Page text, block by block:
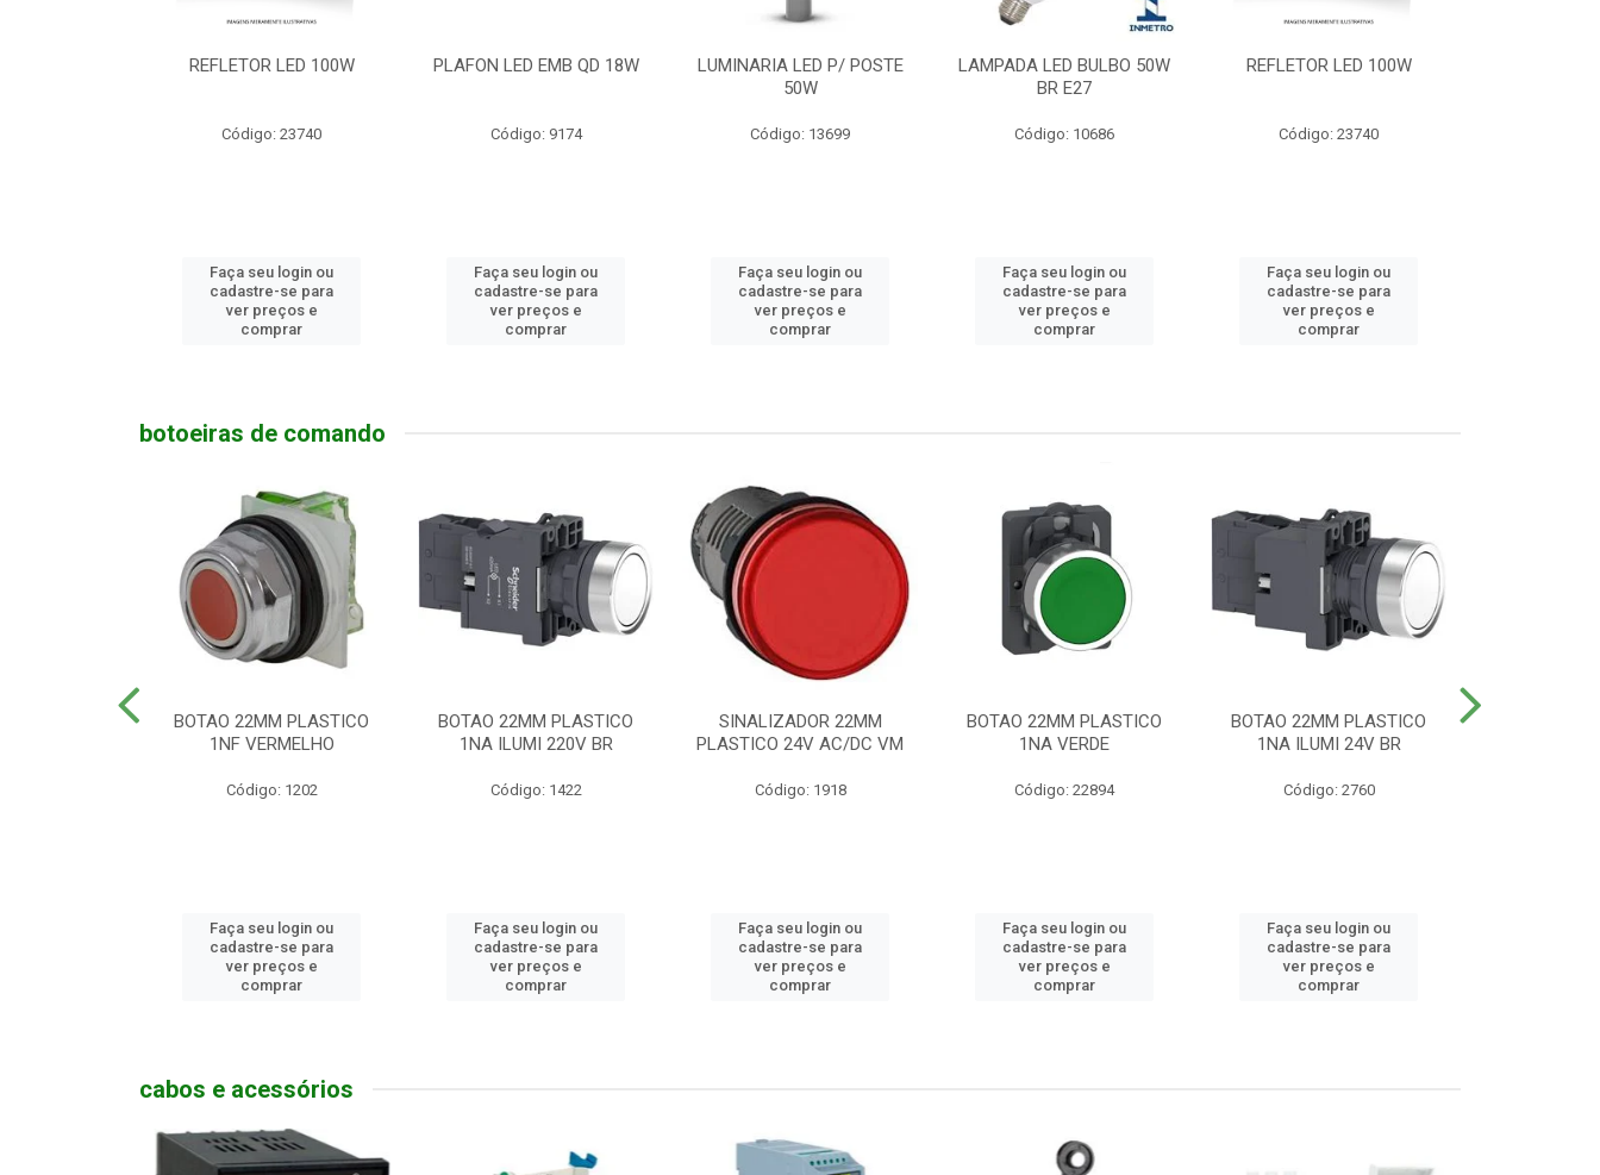
REFLETOR LED 100W
Código: 23740
Faça seu login ou
cadastre-se para
ver preços e
comprar
PLAFON LED EMB QD 18W
Código: 9174
Faça seu login ou
cadastre-se para
ver preços e
comprar
LUMINARIA LED P/ POSTE
50W
Código: 13699
Faça seu login ou
cadastre-se para
ver preços e
comprar
LAMPADA LED BULBO 50W
BR E27
Código: 10686
Faça seu login ou
cadastre-se para
ver preços e
comprar
REFLETOR LED 100W
Código: 23740
Faça seu login ou
cadastre-se para
ver preços e
comprar
botoeiras de comando
BOTAO 22MM PLASTICO
1NF VERMELHO
Código: 1202
Faça seu login ou
cadastre-se para
ver preços e
comprar
BOTAO 22MM PLASTICO
1NA ILUMI 220V BR
Código: 1422
Faça seu login ou
cadastre-se para
ver preços e
comprar
SINALIZADOR 22MM
PLASTICO 24V AC/DC VM
Código: 1918
Faça seu login ou
cadastre-se para
ver preços e
comprar
BOTAO 22MM PLASTICO
1NA VERDE
Código: 22894
Faça seu login ou
cadastre-se para
ver preços e
comprar
BOTAO 22MM PLASTICO
1NA ILUMI 24V BR
Código: 2760
Faça seu login ou
cadastre-se para
ver preços e
comprar
cabos e acessórios